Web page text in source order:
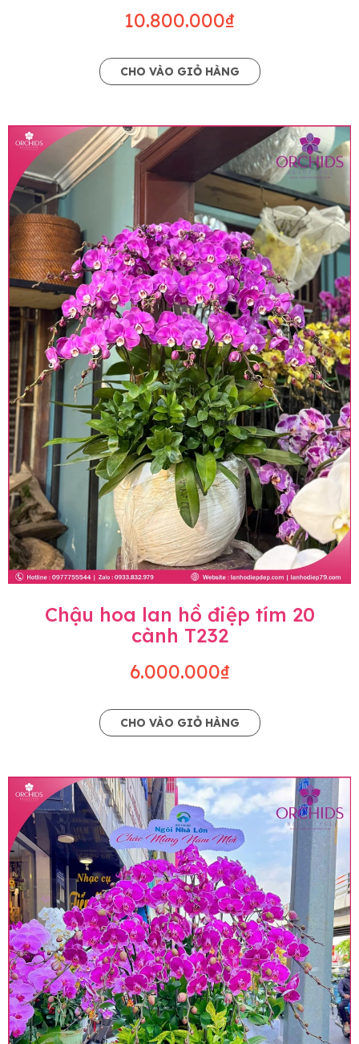
10.800.000₫
CHO VÀO GIỎ HÀNG
Chậu hoa lan hồ điệp tím 20
cành T232
6.000.000₫
CHO VÀO GIỎ HÀNG